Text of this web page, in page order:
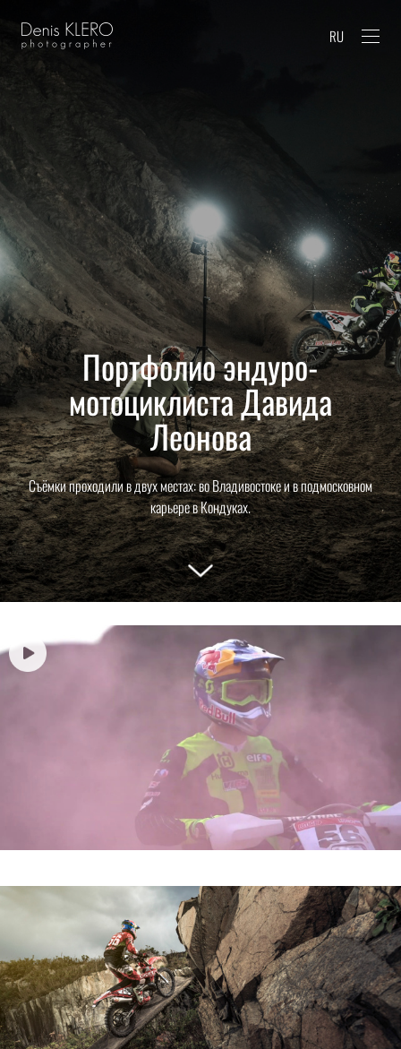
RU
Портфолио эндуро-
мотоциклиста Давида
Леонова
Съёмки проходили в двух местах: во Владивостоке и в подмосковном
карьере в Кондуках.